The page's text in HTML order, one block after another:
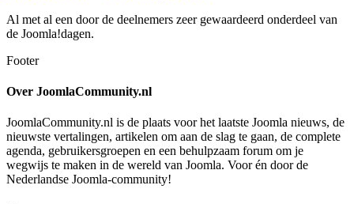
Al met al een door de deelnemers zeer gewaardeerd onderdeel van
de Joomla!dagen.
Footer
Over JoomlaCommunity.nl
JoomlaCommunity.nl is de plaats voor het laatste Joomla nieuws, de
nieuwste vertalingen, artikelen om aan de slag te gaan, de complete
agenda, gebruikersgroepen en een behulpzaam forum om je
wegwijs te maken in de wereld van Joomla. Voor én door de
Nederlandse Joomla-community!